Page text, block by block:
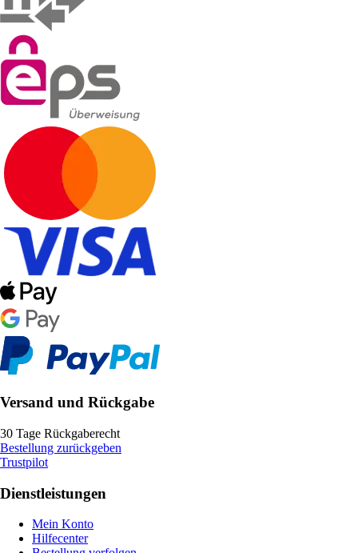
Versand und Rückgabe
30 Tage Rückgaberecht
Bestellung zurückgeben
Trustpilot
Dienstleistungen
Mein Konto
Hilfecenter